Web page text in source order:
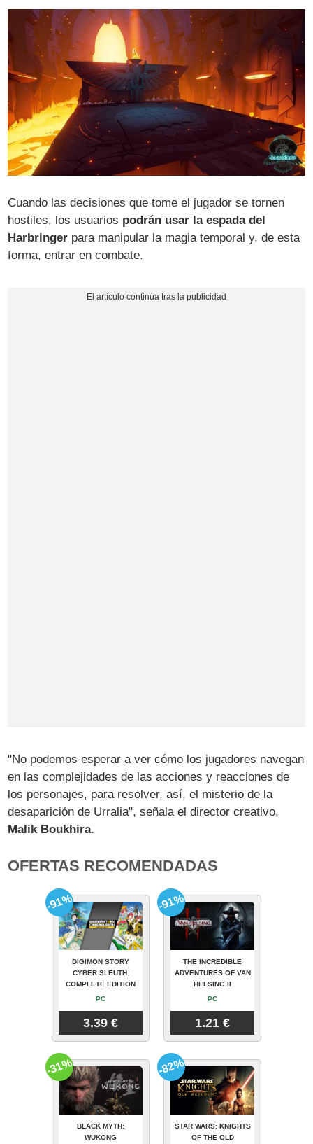
Cuando las decisiones que tome el jugador se tornen
hostiles, los usuarios podrán usar la espada del
Harbringer para manipular la magia temporal y, de esta
forma, entrar en combate.
"No podemos esperar a ver cómo los jugadores navegan
en las complejidades de las acciones y reacciones de
los personajes, para resolver, así, el misterio de la
desaparición de Urralia", señala el director creativo,
Malik Boukhira.
OFERTAS RECOMENDADAS
DIGIMON STORY
CYBER SLEUTH:
COMPLETE EDITION
PC
3.39 €
-91%
THE INCREDIBLE
ADVENTURES OF VAN
HELSING II
PC
1.21 €
-91%
BLACK MYTH:
WUKONG
-31%
STAR WARS: KNIGHTS
OF THE OLD
-82%